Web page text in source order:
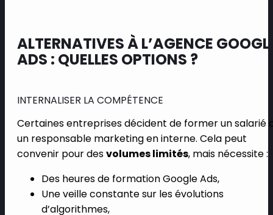
ALTERNATIVES À L’AGENCE
ADS : QUELLES OPTIONS ?
INTERNALISER LA COMPÉTENCE
Certaines entreprises décident de former un salarié
un responsable marketing en interne. Cela peut
convenir pour desvolumes limités, mais nécessite :
Des heures de formation Google Ads,
Une veille constante sur les évolutions
d’algorithmes,